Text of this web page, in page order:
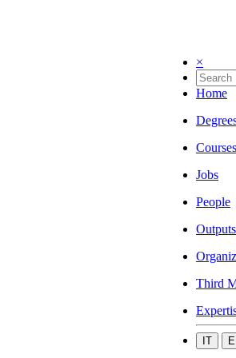
×
Home
Courses
Jobs
People
Outputs
Third
IT